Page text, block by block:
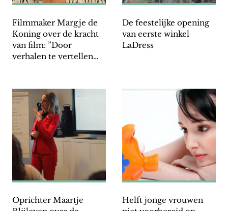
Filmmaker Margje de
Koning over de kracht
van film: ”Door
verhalen te vertellen
De feestelijke opening
van eerste winkel
LaDress
Oprichter Maartje
Helft jonge vrouwen